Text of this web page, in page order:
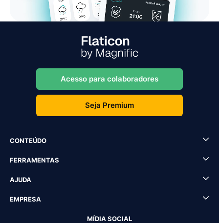
Acesso para colaboradores
Seja Premium
CONTEÚDO
FERRAMENTAS
AJUDA
EMPRESA
MÍDIA SOCIAL